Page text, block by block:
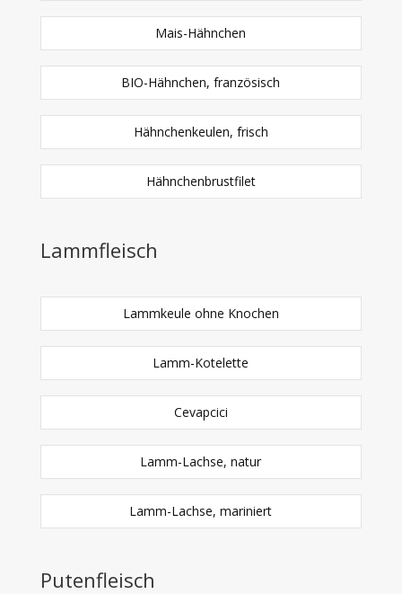
Mais-Hähnchen
BIO-Hähnchen, französisch
Hähnchenkeulen, frisch
Hähnchenbrustfilet
Lammfleisch
Lammkeule ohne Knochen
Lamm-Kotelette
Cevapcici
Lamm-Lachse, natur
Lamm-Lachse, mariniert
Putenfleisch